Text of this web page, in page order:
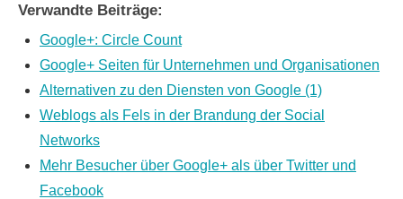
Verwandte Beiträge:
Google+: Circle Count
Google+ Seiten für Unternehmen und Organisationen
Alternativen zu den Diensten von Google (1)
Weblogs als Fels in der Brandung der Social
Networks
Mehr Besucher über Google+ als über Twitter und
Facebook